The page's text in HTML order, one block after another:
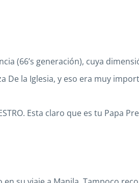
(66’s generación), cuya
De la Iglesia, y eso era muy
Esta claro que es tu Papa